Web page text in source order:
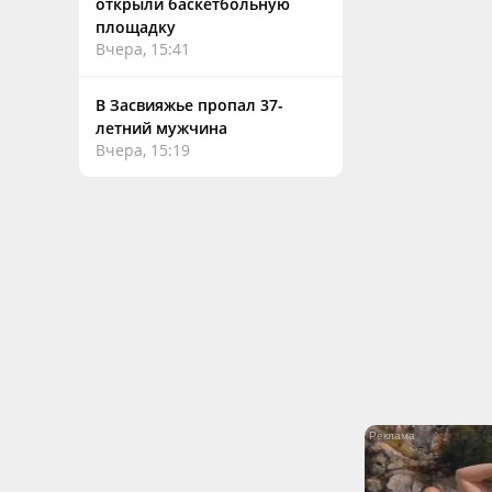
площадку
Вчера, 15:41
В Засвияжье пропал 37-
летний мужчина
Вчера, 15:19